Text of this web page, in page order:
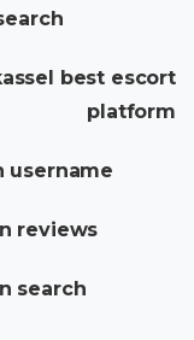
best escort
platform
username
reviews
search